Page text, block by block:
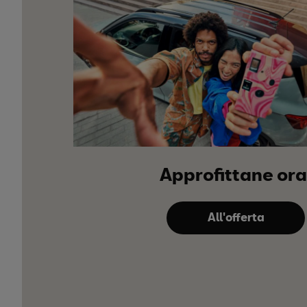
Approfittane
All'offerta